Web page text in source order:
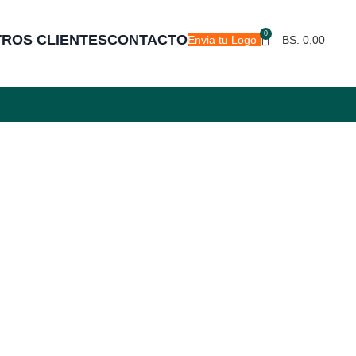
CLIENTESCONTACTOEnvia tu Logo 0 BS. 0,00